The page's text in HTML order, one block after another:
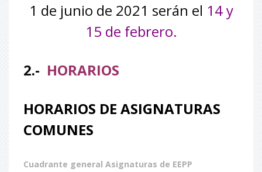
1 de junio de 2021 serán el 14 y
15 de febrero.
2.- HORARIOS
HORARIOS DE ASIGNATURAS
COMUNES
Cuadrante general Asignaturas de EEPP